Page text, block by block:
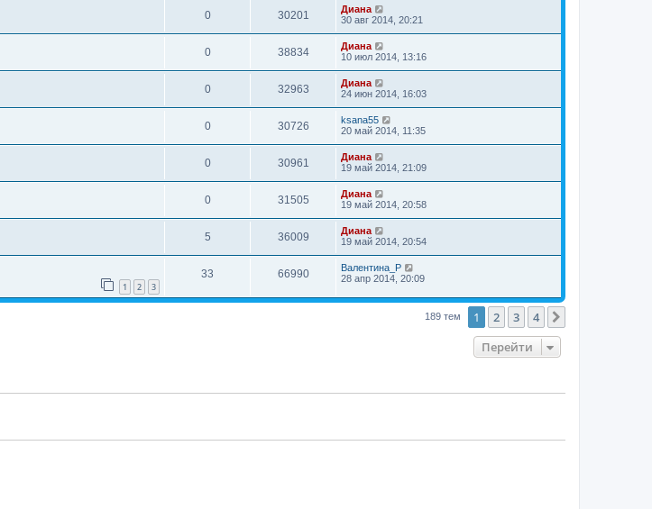
0 30201
Диана
30 авг 2014, 20:21
0 38834
Диана
10 июл 2014, 13:16
0 32963
Диана
24 июн 2014, 16:03
0 30726
ksana55
20 май 2014, 11:35
0 30961
Диана
19 май 2014, 21:09
0 31505
Диана
19 май 2014, 20:58
5 36009
Диана
19 май 2014, 20:54
1 2 3
33 66990
Валентина_Р
28 апр 2014, 20:09
189 тем 1 2 3 4
Перейти